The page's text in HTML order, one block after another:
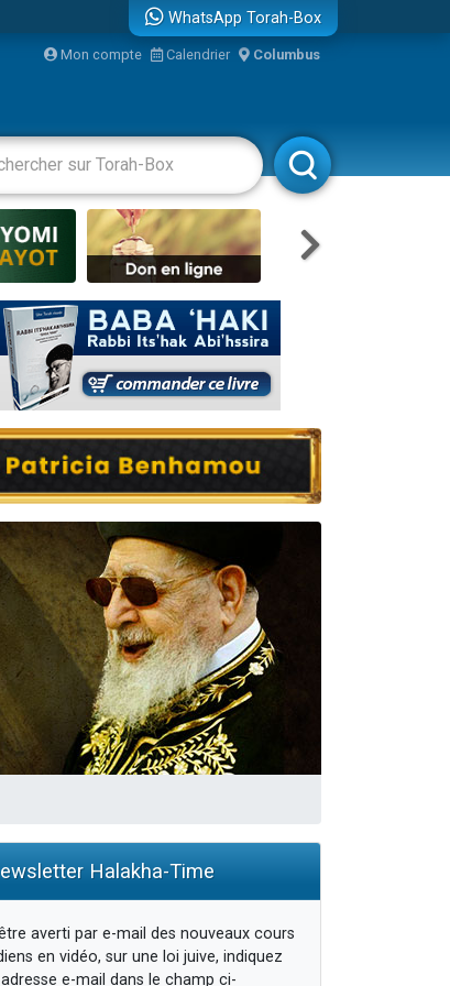
WhatsApp Torah-Box
Mon compte Calendrier Columbus
Livres Rabbanim
Halakha-Time
averti par e-mail des nouveaux cours
en vidéo, sur une loi juive, indiquez
e-mail dans le champ ci-